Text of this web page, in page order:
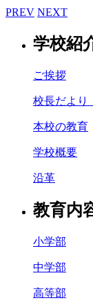
PREV NEXT
学校紹
ご挨拶
校長だより
本校の教育
学校概要
沿革
教育内
小学部
中学部
高等部